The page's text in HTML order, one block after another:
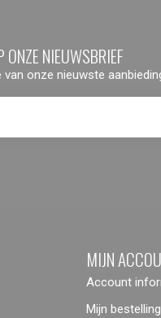
ONZE NIEUWSBRIEF
onze nieuwste
MIJN
Account
Mijn